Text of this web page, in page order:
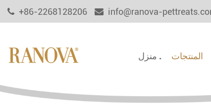
+86-2268128206 info@ranova-
منزل . المنتجات